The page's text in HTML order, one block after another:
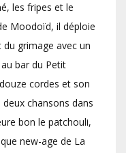
les fripes et le
Moodoïd, il déploie
grimage avec un
bar du Petit
cordes et son
chansons dans
bon le patchouli,
new-age de La